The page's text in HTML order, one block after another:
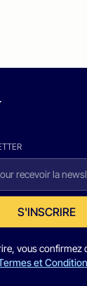
S'INSCRIRE
vous confirmez
et